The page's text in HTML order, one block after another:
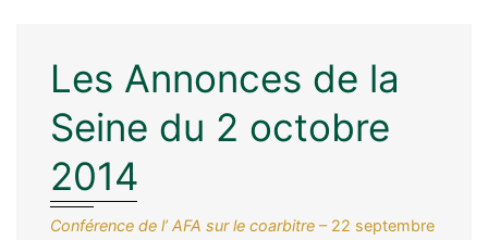
Les Annonces de la
Seine du 2 octobre
2014
Conférence de l’ AFA sur le coarbitre – 22 septembre